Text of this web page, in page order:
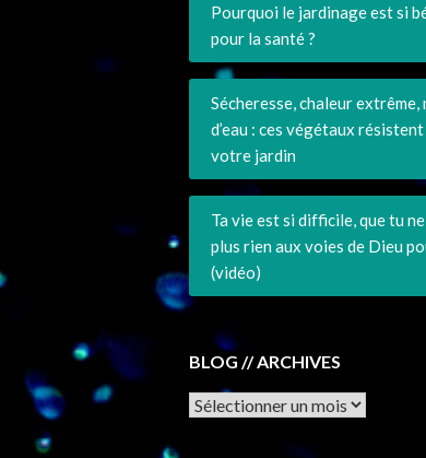
Pourquoi le jardinage est si
pour la santé ?
Sécheresse, chaleur extrême,
d’eau : ces végétaux
votre jardin
Ta vie est si difficile, que tu
plus rien aux voies de Dieu
(vidéo)
BLOG // ARCHIVES
Archives